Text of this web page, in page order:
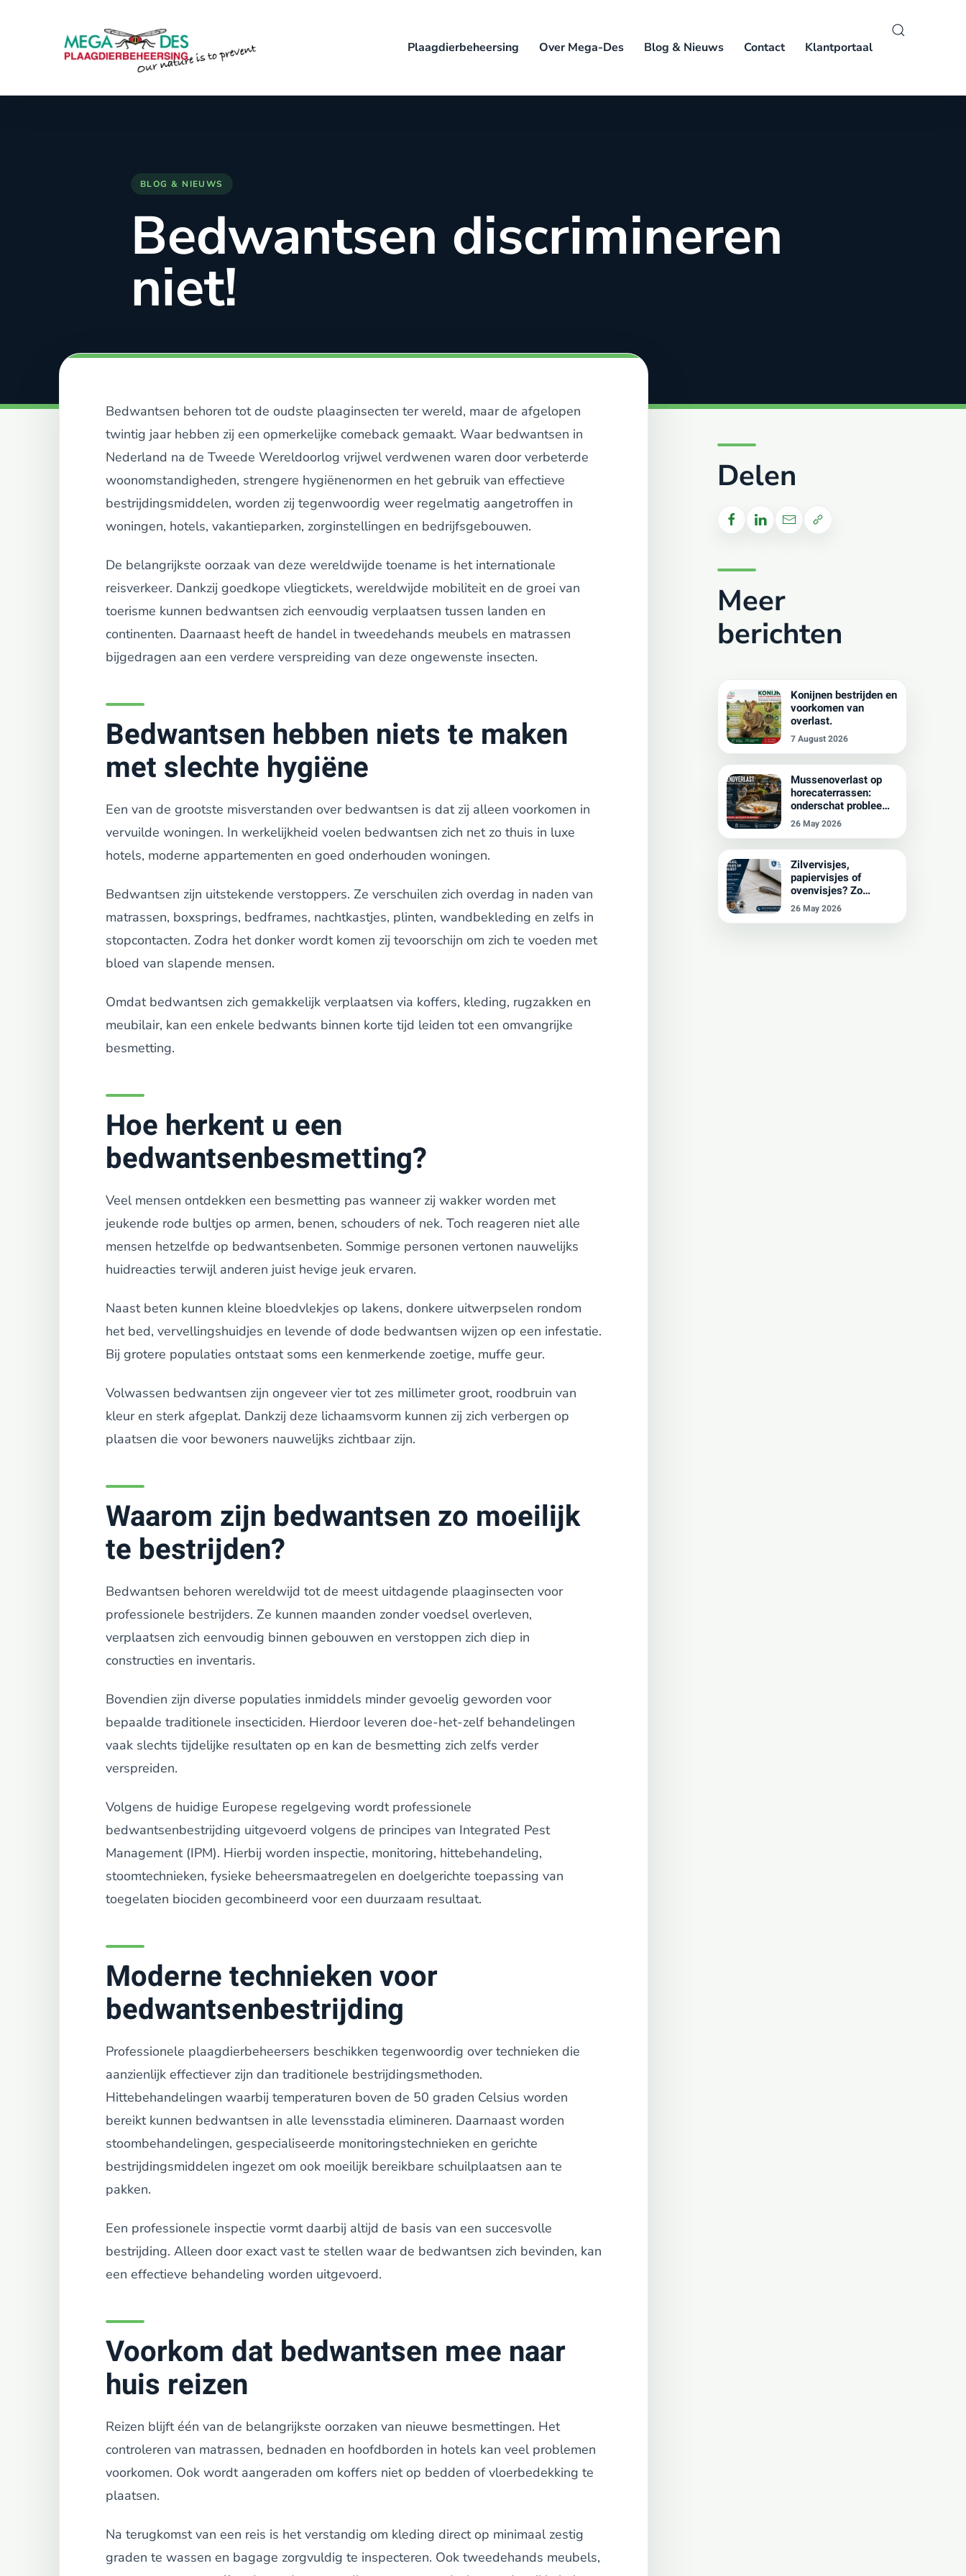
Skip to main content Plaagdierbeheersing Over Mega-Des Blog & Nieuws Contact Klantportaal
Bedwantsen discrimineren
niet!
Bedwantsen behoren tot de oudste plaaginsecten ter wereld, maar de afgelopen
twintig jaar hebben zij een opmerkelijke comeback gemaakt. Waar bedwantsen in
Nederland na de Tweede Wereldoorlog vrijwel verdwenen waren door verbeterde
woonomstandigheden, strengere hygiënenormen en het gebruik van effectieve
bestrijdingsmiddelen, worden zij tegenwoordig weer regelmatig aangetroffen in
woningen, hotels, vakantieparken, zorginstellingen en bedrijfsgebouwen.
De belangrijkste oorzaak van deze wereldwijde toename is het internationale
reisverkeer. Dankzij goedkope vliegtickets, wereldwijde mobiliteit en de groei van
toerisme kunnen bedwantsen zich eenvoudig verplaatsen tussen landen en
continenten. Daarnaast heeft de handel in tweedehands meubels en matrassen
bijgedragen aan een verdere verspreiding van deze ongewenste insecten.
Bedwantsen hebben niets te maken
met slechte hygiëne
Een van de grootste misverstanden over bedwantsen is dat zij alleen voorkomen in
vervuilde woningen. In werkelijkheid voelen bedwantsen zich net zo thuis in luxe
hotels, moderne appartementen en goed onderhouden woningen.
Bedwantsen zijn uitstekende verstoppers. Ze verschuilen zich overdag in naden van
matrassen, boxsprings, bedframes, nachtkastjes, plinten, wandbekleding en zelfs in
stopcontacten. Zodra het donker wordt komen zij tevoorschijn om zich te voeden met
bloed van slapende mensen.
Omdat bedwantsen zich gemakkelijk verplaatsen via koffers, kleding, rugzakken en
meubilair, kan een enkele bedwants binnen korte tijd leiden tot een omvangrijke
besmetting.
Hoe herkent u een
bedwantsenbesmetting?
Veel mensen ontdekken een besmetting pas wanneer zij wakker worden met
jeukende rode bultjes op armen, benen, schouders of nek. Toch reageren niet alle
mensen hetzelfde op bedwantsenbeten. Sommige personen vertonen nauwelijks
huidreacties terwijl anderen juist hevige jeuk ervaren.
Naast beten kunnen kleine bloedvlekjes op lakens, donkere uitwerpselen rondom
het bed, vervellingshuidjes en levende of dode bedwantsen wijzen op een infestatie.
Bij grotere populaties ontstaat soms een kenmerkende zoetige, muffe geur.
Volwassen bedwantsen zijn ongeveer vier tot zes millimeter groot, roodbruin van
kleur en sterk afgeplat. Dankzij deze lichaamsvorm kunnen zij zich verbergen op
plaatsen die voor bewoners nauwelijks zichtbaar zijn.
Waarom zijn bedwantsen zo moeilijk
te bestrijden?
Bedwantsen behoren wereldwijd tot de meest uitdagende plaaginsecten voor
professionele bestrijders. Ze kunnen maanden zonder voedsel overleven,
verplaatsen zich eenvoudig binnen gebouwen en verstoppen zich diep in
constructies en inventaris.
Bovendien zijn diverse populaties inmiddels minder gevoelig geworden voor
bepaalde traditionele insecticiden. Hierdoor leveren doe-het-zelf behandelingen
vaak slechts tijdelijke resultaten op en kan de besmetting zich zelfs verder
verspreiden.
Volgens de huidige Europese regelgeving wordt professionele
bedwantsenbestrijding uitgevoerd volgens de principes van Integrated Pest
Management (IPM). Hierbij worden inspectie, monitoring, hittebehandeling,
stoomtechnieken, fysieke beheersmaatregelen en doelgerichte toepassing van
toegelaten biociden gecombineerd voor een duurzaam resultaat.
Moderne technieken voor
bedwantsenbestrijding
Professionele plaagdierbeheersers beschikken tegenwoordig over technieken die
aanzienlijk effectiever zijn dan traditionele bestrijdingsmethoden.
Hittebehandelingen waarbij temperaturen boven de 50 graden Celsius worden
bereikt kunnen bedwantsen in alle levensstadia elimineren. Daarnaast worden
stoombehandelingen, gespecialiseerde monitoringstechnieken en gerichte
bestrijdingsmiddelen ingezet om ook moeilijk bereikbare schuilplaatsen aan te
pakken.
Een professionele inspectie vormt daarbij altijd de basis van een succesvolle
bestrijding. Alleen door exact vast te stellen waar de bedwantsen zich bevinden, kan
een effectieve behandeling worden uitgevoerd.
Voorkom dat bedwantsen mee naar
huis reizen
Reizen blijft één van de belangrijkste oorzaken van nieuwe besmettingen. Het
controleren van matrassen, bednaden en hoofdborden in hotels kan veel problemen
voorkomen. Ook wordt aangeraden om koffers niet op bedden of vloerbedekking te
plaatsen.
Na terugkomst van een reis is het verstandig om kleding direct op minimaal zestig
graden te wassen en bagage zorgvuldig te inspecteren. Ook tweedehands meubels,
Delen
Meer
berichten
Konijnen bestrijden en
voorkomen van
overlast.
7 August 2026
Mussenoverlast op
horecaterrassen:
onderschat probleem
met grote gevolgen:
Wanneer mussen uw
26 May 2026
Zilvervisjes,
papiervisjes of
ovenvisjes? Zo
herkent en voorkomt u
overlast
26 May 2026